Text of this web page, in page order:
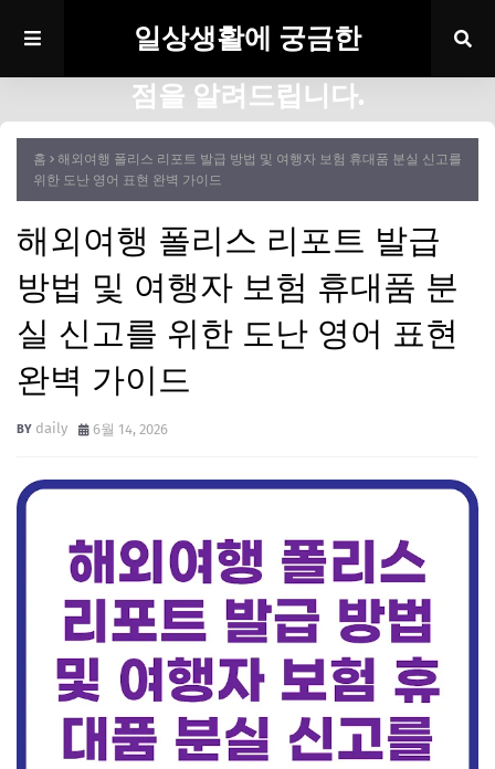
일상생활에 궁금한
점을 알려드립니다.
홈
해외여행 폴리스 리포트 발급 방법 및 여행자 보험 휴대품 분실 신고를
위한 도난 영어 표현 완벽 가이드
해외여행 폴리스 리포트 발급
방법 및 여행자 보험 휴대품 분
실 신고를 위한 도난 영어 표현
완벽 가이드
daily 6월 14, 2026